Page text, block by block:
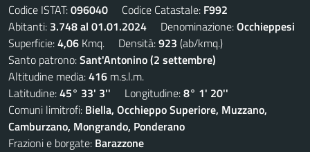
Codice ISTAT:096040 Codice Catastale: F992
Abitanti: 3.748 al 01.01.2024 Denominazione:Occhieppesi
Superficie:4,06 Kmq. Densità:923 (ab/kmq.)
Santo patrono:Sant'Antonino (2 settembre)
Altitudine media:416 m.s.l.m.
Latitudine:45° 33' 3'' Longitudine:8° 1' 20''
Comuni limitrofi: Biella, Occhieppo Superiore, Muzzano,
Camburzano, Mongrando, Ponderano
Frazioni e borgate: Barazzone